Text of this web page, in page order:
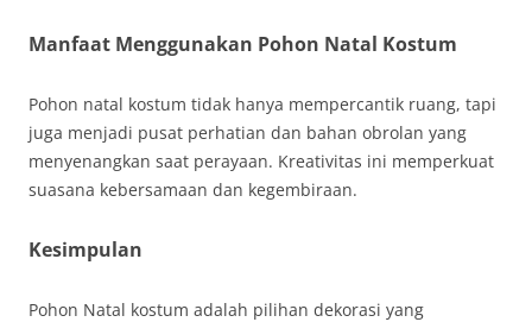
Manfaat Menggunakan Pohon Natal Kostum
Pohon natal kostum tidak hanya mempercantik ruang, tapi
juga menjadi pusat perhatian dan bahan obrolan yang
menyenangkan saat perayaan. Kreativitas ini memperkuat
suasana kebersamaan dan kegembiraan.
Kesimpulan
Pohon Natal kostum adalah pilihan dekorasi yang